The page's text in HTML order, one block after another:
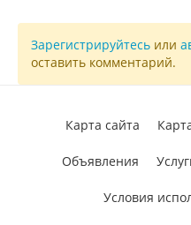
Зарегистрируйтесь или
оставить комментарий.
Карта сайта
Объявления
Условия